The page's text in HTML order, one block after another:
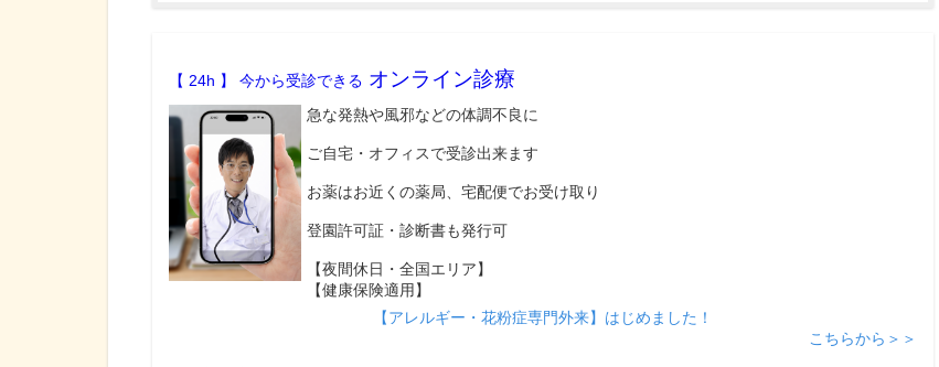
【 24h 】 今から受診できる オンライン診療
急な発熱や風邪などの体調不良に
ご自宅・オフィスで受診出来ます
お薬はお近くの薬局、宅配便でお受け取り
登園許可証・診断書も発行可
【夜間休日・全国エリア】
【健康保険適用】
【アレルギー・花粉症専門外来】はじめました！
こちらから＞＞